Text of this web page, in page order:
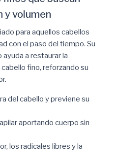
y volumen
para aquellos cabellos
con el paso del tiempo. Su
a restaurar la
fino, reforzando su
del cabello y previene su
aportando cuerpo sin
los radicales libres y la